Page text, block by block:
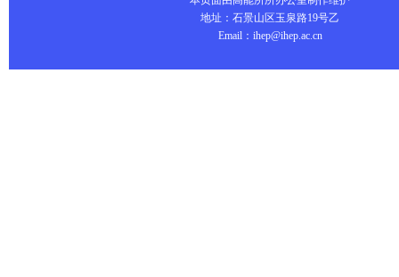
地址：石景山区玉泉路19号乙
Email：ihep@ihep.ac.cn